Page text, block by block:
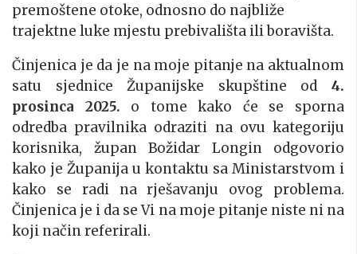
premoštene otoke, odnosno do najbliže
trajektne luke mjestu prebivališta ili boravišta.
Činjenica je da je na moje pitanje na aktualnom
satu sjednice Županijske skupštine od 4.
prosinca 2025. o tome kako će se sporna
odredba pravilnika odraziti na ovu kategoriju
korisnika, župan Božidar Longin odgovorio
kako je Županija u kontaktu sa Ministarstvom i
kako se radi na rješavanju ovog problema.
Činjenica je i da se Vi na moje pitanje niste ni na
koji način referirali.